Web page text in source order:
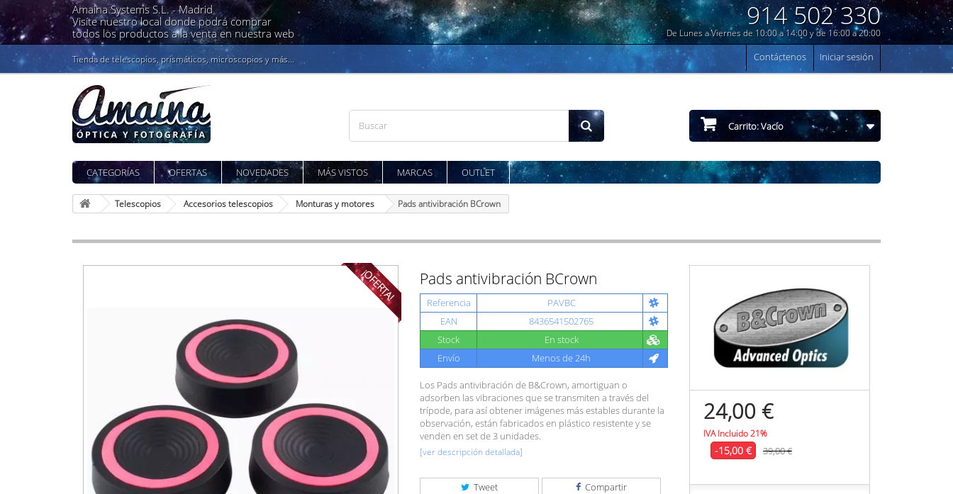
Amaina Systems S.L. -Madrid
Visíte nuestro local donde podrá comprar
todos los productos a la venta en nuestra web
914 502 330
De Lunes a Viernes de 10:00 a 14:00 y de 16:00 a 20:00
Iniciar sesión
Contáctenos
Tienda de telescopios, prismáticos, microscopios y más...
Carrito:Vacío
CATEGORÍAS OFERTAS NOVEDADES MÁS VISTOS MARCAS OUTLET
Telescopios Accesorios telescopios Monturas y motores Pads antivibración BCrown
¡OFERTA! Pads antivibración BCrown
Referencia
PAVBC
EAN
8436541502765
Stock
En stock
Envío
Menos de 24h
Los Pads antivibración de B&Crown, amortiguan o
adsorben las vibraciones que se transmiten a través del
trípode, para así obtener imágenes más estables durante la
observación, están fabricados en plástico resistente y se
venden en set de 3 unidades.
[ver descripción detallada]
Tweet
Compartir
24,00 €
IVA Incluido 21%
-15,00 € 39,00 €